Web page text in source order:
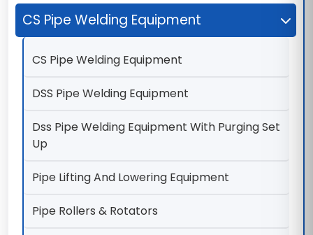
CS Pipe Welding Equipment
CS Pipe Welding Equipment
DSS Pipe Welding Equipment
Dss Pipe Welding Equipment With Purging Set
Up
Pipe Lifting And Lowering Equipment
Pipe Rollers & Rotators